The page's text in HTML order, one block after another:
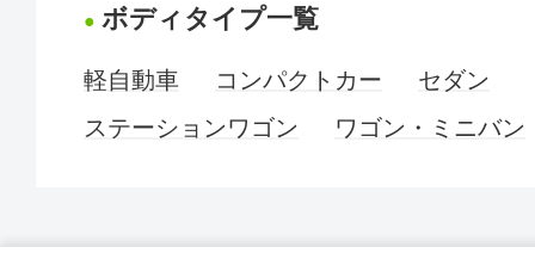
ボディタイプ一覧
軽自動車 コンパクトカー
セダン
ステーションワゴン
ワゴン・ミニバン